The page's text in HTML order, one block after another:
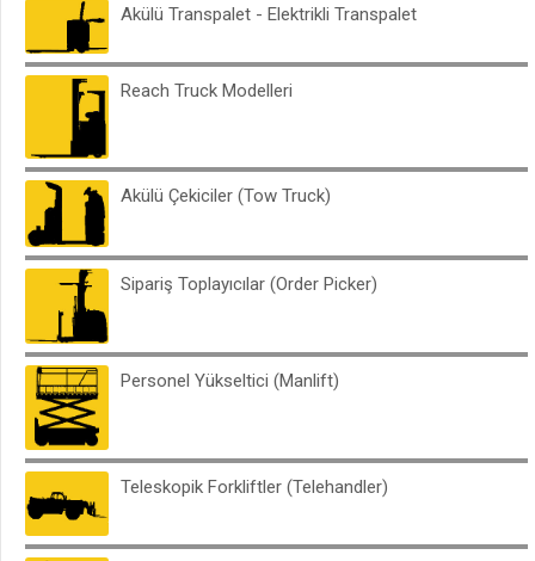
Kiralık Manlift Çeşitleri
SERVİS HİZMETLERİ
DANIŞMANLIK
Keşif ve Danışmanlık
Uzman Görüşü Yazılar
Satın Alma Ajanı
FORKLİFT MARKALARI
Akülü Transpalet - Elektrikli Transpalet
Reach Truck Modelleri
Akülü Çekiciler (Tow Truck)
Sipariş Toplayıcılar (Order Picker)
Personel Yükseltici (Manlift)
Teleskopik Forkliftler (Telehandler)